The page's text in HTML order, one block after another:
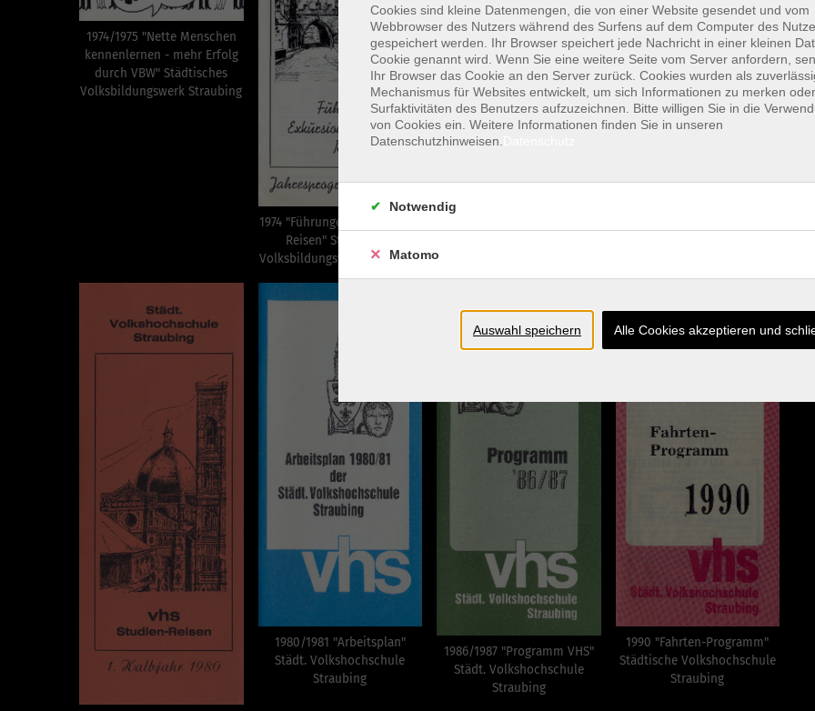
1974/1975 "Nette Menschen
kennenlernen - mehr Erfolg
durch VBW" Städtisches
Volksbildungswerk Straubing
1974 "Führungen Exkursionen
Reisen" Städtisches
Volksbildungswerk Straubing
1976/1977 "Nette Menschen
kennenlernen - mehr Erfolg
durch VBW" Städtisches
Volksbildungswerk Straubing
1980/1981 "Arbeitsplan"
Städt. Volkshochschule
Straubing
1986/1987 "Programm VHS"
Städt. Volkshochschule
Straubing
1990 "Fahrten-Programm"
Städtische Volkshochschule
Straubing
Cookies sind kleine Datenmengen, die von einer Website gesendet und vom
Webbrowser des Nutzers während des Surfens auf dem Computer des
gespeichert werden. Ihr Browser speichert jede Nachricht in einer kleinen
Cookie genannt wird. Wenn Sie eine weitere Seite vom Server anfordern,
Ihr Browser das Cookie an den Server zurück. Cookies wurden als
Mechanismus für Websites entwickelt, um sich Informationen zu merken
Surfaktivitäten des Benutzers aufzuzeichnen. Bitte willigen Sie in die
von Cookies ein. Weitere Informationen finden Sie in unseren
Datenschutzhinweisen.
Notwendig
Matomo
Auswahl speichern Alle Cookies akzeptieren und